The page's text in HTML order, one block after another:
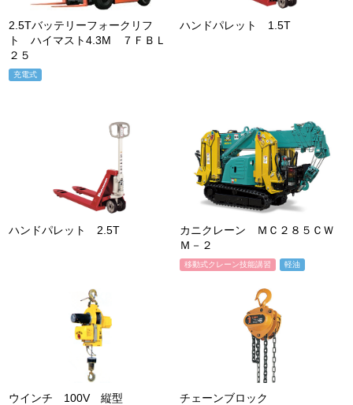
2.5Tバッテリーフォークリフ
ト ハイマスト4.3M ７ＦＢＬ
２５
充電式
ハンドパレット 1.5T
ハンドパレット 2.5T
カニクレーン ＭＣ２８５ＣＷ
Ｍ－２
移動式クレーン技能講習 軽油
ウインチ 100V 縦型 チェーンブロック